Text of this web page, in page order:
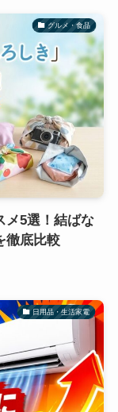
グルメ・食品
メ5選！結ばな
徹底比較
日用品・生活家電